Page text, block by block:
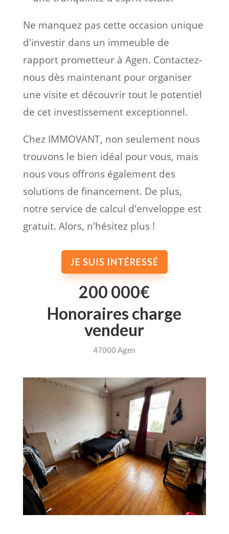
Ne manquez pas cette occasion unique
d'investir dans un immeuble de
rapport prometteur à Agen. Contactez-
nous dès maintenant pour organiser
une visite et découvrir tout le potentiel
de cet investissement exceptionnel.
Chez IMMOVANT, non seulement nous
trouvons le bien idéal pour vous, mais
nous vous offrons également des
solutions de financement. De plus,
notre service de calcul d'enveloppe est
gratuit. Alors, n'hésitez plus !
JE SUIS INTÉRESSÉ
200 000€
Honoraires charge
vendeur
47000 Agen